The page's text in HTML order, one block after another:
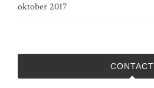
oktober 2017
CONTACT